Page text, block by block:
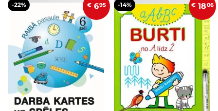
-22% € 695 -14% € 1806